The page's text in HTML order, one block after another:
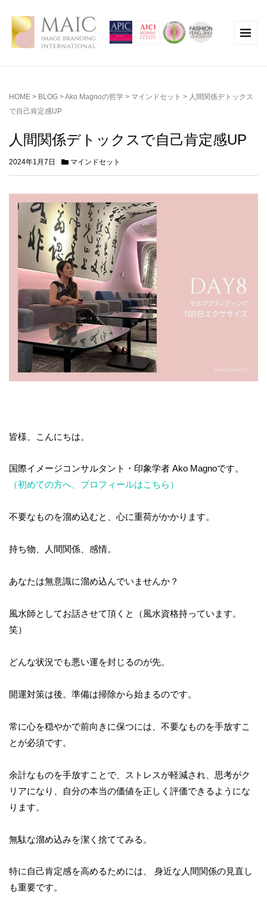
HOME > BLOG >Ako Magnoの哲学 > マインドセット > 人間関係デトックス
で自己肯定感UP
人間関係デトックスで自己肯定感UP
2024年1月7日 マインドセット
皆様、こんにちは。
国際イメージコンサルタント・印象学者 Ako Magnoです。
（初めての方へ、プロフィールはこちら）
不要なものを溜め込むと、心に重荷がかかります。
持ち物、人間関係、感情。
あなたは無意識に溜め込んでいませんか？
風水師としてお話させて頂くと（風水資格持っています。
笑）
どんな状況でも悪い運を封じるのが先。
開運対策は後。準備は掃除から始まるのです。
常に心を穏やかで前向きに保つには、不要なものを手放すこ
とが必須です。
余計なものを手放すことで、ストレスが軽減され、思考がク
リアになり、自分の本当の価値を正しく評価できるようにな
ります。
無駄な溜め込みを潔く捨ててみる。
特に自己肯定感を高めるためには、 身近な人間関係の見直し
も重要です。